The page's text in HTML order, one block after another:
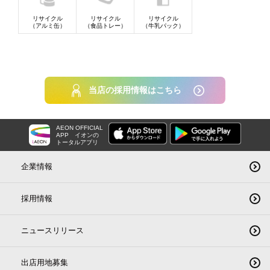
リサイクル
（アルミ缶）
リサイクル
（食品トレー）
リサイクル
（牛乳パック）
当店の採用情報はこちら
AEON OFFICIAL
APP
イオンの
トータルアプリ
企業情報
採用情報
ニュースリリース
出店用地募集